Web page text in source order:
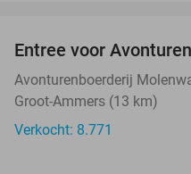
Entree voor
Avonturenboerderij
Groot-Ammers (13 km)
Verkocht: 8.771